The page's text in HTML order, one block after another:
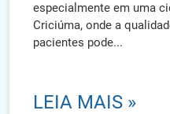
especialmente em uma
Criciúma, onde a
pacientes pode
LEIA MAIS »